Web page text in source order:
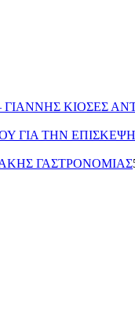
ΓΙΑΝΝΗΣ ΚΙΟΣΕΣ
ΓΙΑ ΤΗΝ
ΓΑΣΤΡΟΝΟΜΙΑΣ